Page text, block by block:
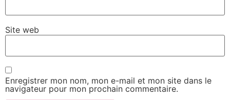
Site web
Enregistrer mon nom, mon e-mail et mon site dans le
navigateur pour mon prochain commentaire.